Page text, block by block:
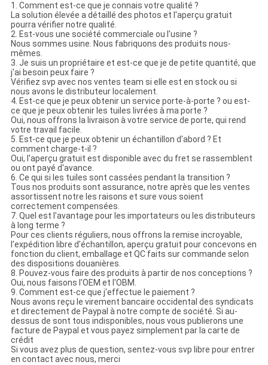
1. Comment est-ce que je connais votre qualité ?
La solution élevée a détaillé des photos et l'aperçu gratuit
pourra vérifier notre qualité.
2. Est-vous une société commerciale ou l'usine ?
Nous sommes usine. Nous fabriquons des produits nous-
mêmes.
3. Je suis un propriétaire et est-ce que je de petite quantité, que
j'ai besoin peux faire ?
Vérifiez svp avec nos ventes team si elle est en stock ou si
nous avons le distributeur localement.
4. Est-ce que je peux obtenir un service porte-à-porte ? ou est-
ce que je peux obtenir les tuiles livrées à ma porte ?
Oui, nous offrons la livraison à votre service de porte, qui rend
votre travail facile.
5. Est-ce que je peux obtenir un échantillon d'abord ? Et
comment charge-t-il ?
Oui, l'aperçu gratuit est disponible avec du fret se rassemblent
ou ont payé d'avance.
6. Ce qui si les tuiles sont cassées pendant la transition ?
Tous nos produits sont assurance, notre après que les ventes
assortissent notre les raisons et sure vous soient
correctement compensées.
7. Quel est l'avantage pour les importateurs ou les distributeurs
à long terme ?
Pour ces clients réguliers, nous offrons la remise incroyable,
l'expédition libre d'échantillon, aperçu gratuit pour concevons en
fonction du client, emballage et QC faits sur commande selon
des dispositions douanières.
8. Pouvez-vous faire des produits à partir de nos conceptions ?
Oui, nous faisons l'OEM et l'OBM.
9. Comment est-ce que j'effectue le paiement ?
Nous avons reçu le virement bancaire occidental des syndicats
et directement de Paypal à notre compte de société. Si au-
dessus de sont tous indisponibles, nous vous publierons une
facture de Paypal et vous payez simplement par la carte de
crédit
Si vous avez plus de question, sentez-vous svp libre pour entrer
en contact avec nous, merci